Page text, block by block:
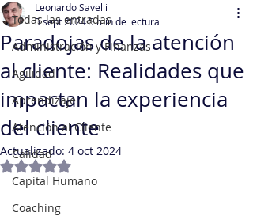
Todas las entradas
Administración y Finanzas
Agilidad
Aprendizaje
Atención al Cliente
Calidad
Capital Humano
Coaching
Paradojas de la atención
al cliente: Realidades que
impactan la experiencia
del cliente
Leonardo Savelli
5 sept 20245 min de lectura
Actualizado: 4 oct 2024
Obtuvo NaN de 5 estrellas.